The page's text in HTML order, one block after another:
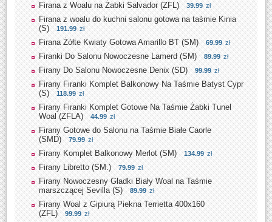
Firana z Woalu na Żabki Salvador (ZFL) 39.99 zł
Firana z woalu do kuchni salonu gotowa na taśmie Kinia
(S)
191.99 zł
Firana Żółte Kwiaty Gotowa Amarillo BT (SM) 69.99 zł
Firanki Do Salonu Nowoczesne Lamerd (SM) 89.99 zł
Firany Do Salonu Nowoczesne Denix (SD) 99.99 zł
Firany Firanki Komplet Balkonowy Na Taśmie Batyst Cypr
(S)
118.99 zł
Firany Firanki Komplet Gotowe Na Taśmie Żabki Tunel
Woal (ZFLA)
44.99 zł
Firany Gotowe do Salonu na Taśmie Białe Caorle
(SMD)
79.99 zł
Firany Komplet Balkonowy Merlot (SM) 134.99 zł
Firany Libretto (SM.) 79.99 zł
Firany Nowoczesny Gładki Biały Woal na Taśmie
marszczącej Sevilla (S)
89.99 zł
Firany Woal z Gipiurą Piekna Terrietta 400x160
(ZFL)
99.99 zł